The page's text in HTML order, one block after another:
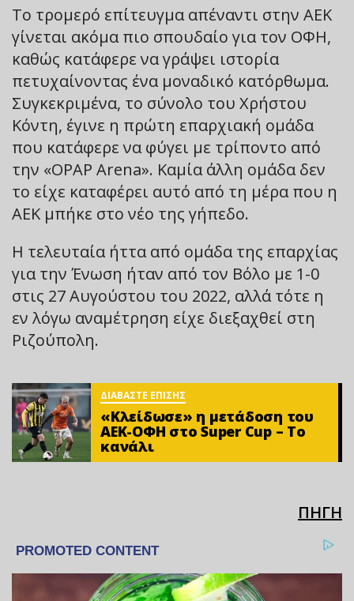
Το τρομερό επίτευγμα απέναντι στην ΑΕΚ
γίνεται ακόμα πιο σπουδαίο για τον ΟΦΗ,
καθώς κατάφερε να γράψει ιστορία
πετυχαίνοντας ένα μοναδικό κατόρθωμα.
Συγκεκριμένα, το σύνολο του Χρήστου
Κόντη, έγινε η πρώτη επαρχιακή ομάδα
που κατάφερε να φύγει με τρίποντο από
την «OPAP Arena». Καμία άλλη ομάδα δεν
το είχε καταφέρει αυτό από τη μέρα που η
ΑΕΚ μπήκε στο νέο της γήπεδο.
Η τελευταία ήττα από ομάδα της επαρχίας
για την Ένωση ήταν από τον Βόλο με 1-0
στις 27 Αυγούστου του 2022, αλλά τότε η
εν λόγω αναμέτρηση είχε διεξαχθεί στη
Ριζούπολη.
ΔΙΑΒΑΣΤΕ ΕΠΙΣΗΣ
«Κλείδωσε» η μετάδοση του
ΑΕΚ-ΟΦΗ στο Super Cup – Το
κανάλι
ΠΗΓΗ